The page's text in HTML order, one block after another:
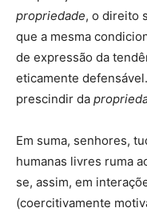
propriedade, o direito
que a mesma
de expressão da
eticamente
prescindir da
Em suma, senhores,
humanas livres ruma
se, assim, em
(coercitivamente